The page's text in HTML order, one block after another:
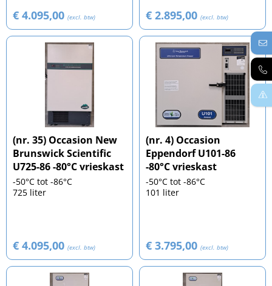
€ 4.095,00 (excl. btw) € 2.895,00 (excl. btw)
(nr. 35) Occasion New
Brunswick Scientific
U725-86 -80°C vrieskast
-50°C tot -86°C
725 liter
€ 4.095,00 (excl. btw)
(nr. 4) Occasion
Eppendorf U101-86
-80°C vrieskast
-50°C tot -86°C
101 liter
€ 3.795,00 (excl. btw)